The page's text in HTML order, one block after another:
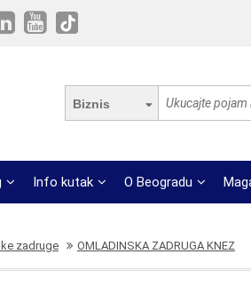
Biznis
Info kutak O Beogradu
zadruge OMLADINSKA ZADRUGA KNEZ